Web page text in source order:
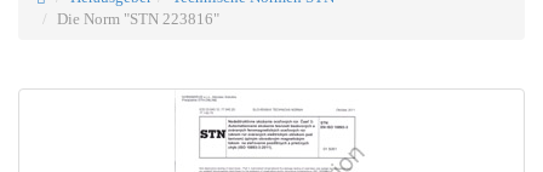
Die Norm "STN 223816"